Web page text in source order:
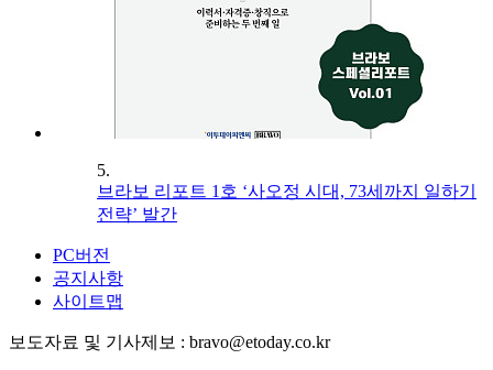
5.
브라보 리포트 1호 ‘사오정 시대, 73세까지 일하기
전략’ 발간
PC버전
공지사항
사이트맵
보도자료 및 기사제보 : bravo@etoday.co.kr